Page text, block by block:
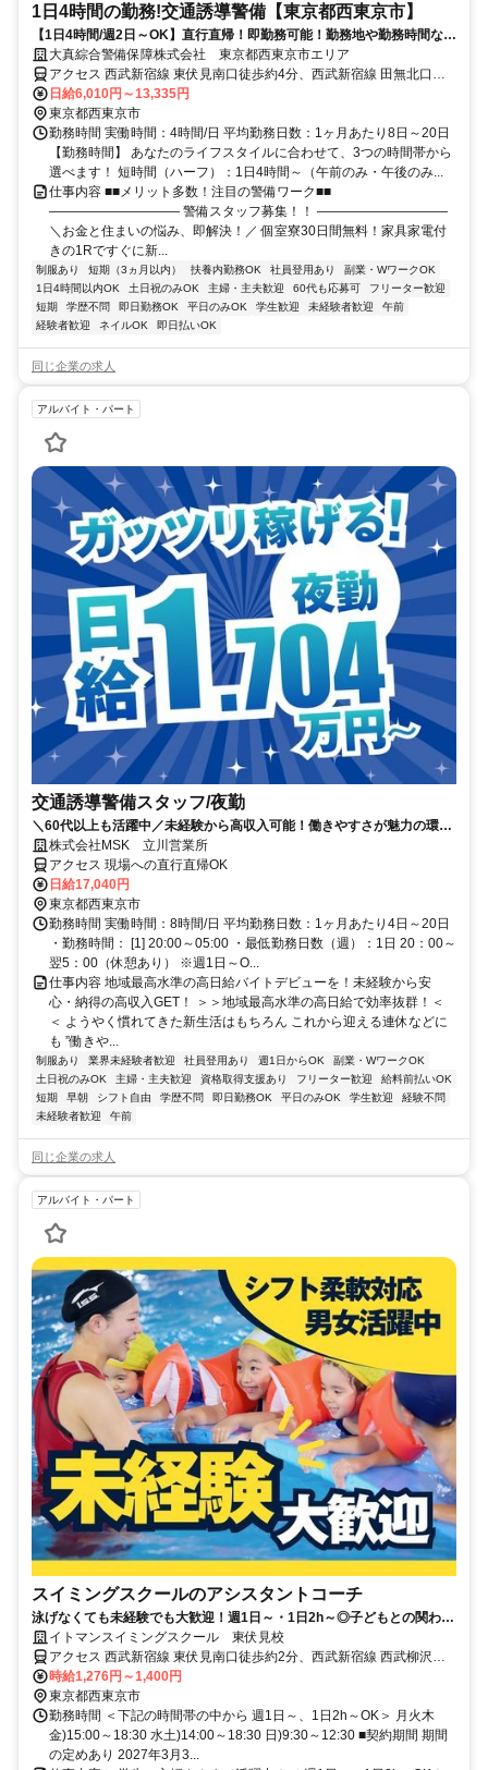
1日4時間の勤務!交通誘導警備【東京都西東京市】
【1日4時間/週2日～OK】直行直帰！即勤務可能！勤務地や勤務時間など
ライフスタイルに合わせて働ける
大真綜合警備保障株式会社 東京都西東京市エリア
アクセス 西武新宿線 東伏見南口徒歩約4分、西武新宿線 田無北口徒
歩約30分、西武池袋線/西武有楽町線 保谷南口徒歩約34分 東京都西東
京市エリア(西武柳沢駅、田無駅、東伏見駅、ひばりケ丘駅、保谷駅)
日給6,010円～13,335円
東京都西東京市
勤務時間 実働時間：4時間/日 平均勤務日数：1ヶ月あたり8日～20日
【勤務時間】 あなたのライフスタイルに合わせて、3つの時間帯から
選べます！ 短時間（ハーフ）：1日4時間～（午前のみ・午後のみ...
仕事内容 ■■メリット多数！注目の警備ワーク■■
―――――――――― 警備スタッフ募集！！ ――――――――――
＼お金と住まいの悩み、即解決！／ 個室寮30日間無料！家具家電付
きの1Rですぐに新...
制服あり 短期（3ヵ月以内） 扶養内勤務OK 社員登用あり
副業・WワークOK
1日4時間以内OK
土日祝のみOK 主婦・主夫歓迎 60代も応募可
フリーター歓迎
短期
学歴不問 即日勤務OK 平日のみOK 学生歓迎 未経験者歓迎
午前
経験者歓迎
ネイルOK 即日払いOK
同じ企業の求人
アルバイト・パート
交通誘導警備スタッフ/夜勤
＼60代以上も活躍中／未経験から高収入可能！働きやすさが魅力の環境
で警備員デビューをしませんか！【月収34万円以上可能！日払いも
OK！】勤務3日前迄シフト申請が可能です！週1日～・短期もOK！あな
たのライフスタイルに合わせてお仕事しませんか！未経験者大歓迎！年
代幅広く活躍しています。
株式会社MSK 立川営業所
アクセス 現場への直行直帰OK
日給17,040円
東京都西東京市
勤務時間 実働時間：8時間/日 平均勤務日数：1ヶ月あたり4日～20日
・勤務時間： [1] 20:00～05:00 ・最低勤務日数（週）：1日 20：00～
翌5：00（休憩あり） ※週1日～O...
仕事内容 地域最高水準の高日給バイトデビューを！未経験から安
心・納得の高収入GET！ ＞＞地域最高水準の高日給で効率抜群！＜
＜ ようやく慣れてきた新生活はもちろん これから迎える連休などに
も ”働きや...
制服あり 業界未経験者歓迎 社員登用あり 週1日からOK
副業・WワークOK
土日祝のみOK
主婦・主夫歓迎 資格取得支援あり フリーター歓迎
給料前払いOK
短期
早朝 シフト自由 学歴不問 即日勤務OK 平日のみOK 学生歓迎
経験不問
未経験者歓迎
午前
同じ企業の求人
アルバイト・パート
スイミングスクールのアシスタントコーチ
泳げなくても未経験でも大歓迎！週1日～・1日2h～◎子どもとの関わり
がやりがいに♪
イトマンスイミングスクール 東伏見校
アクセス 西武新宿線 東伏見南口徒歩約2分、西武新宿線 西武柳沢南
口徒歩約13分、西武新宿線 武蔵関南口徒歩約18分
時給1,276円～1,400円
東京都西東京市
勤務時間 ＜下記の時間帯の中から 週1日～、1日2h～OK＞ 月火木
金)15:00～18:30 水土)14:00～18:30 日)9:30～12:30 ■契約期間 期間
の定めあり 2027年3月3...